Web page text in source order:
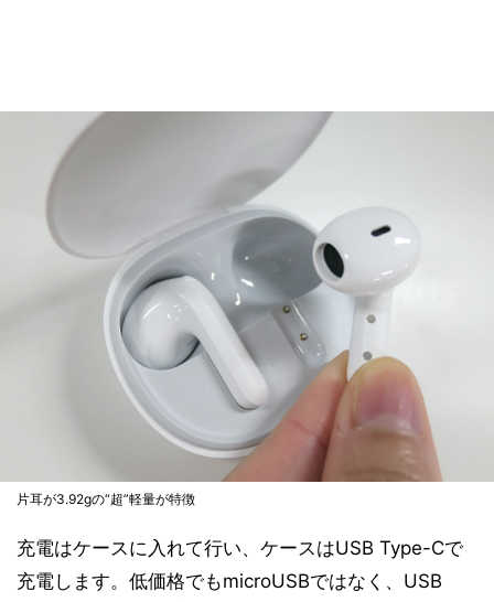
片耳が3.92gの“超”軽量が特徴
充電はケースに入れて行い、ケースはUSB Type-Cで
充電します。低価格でもmicroUSBではなく、USB